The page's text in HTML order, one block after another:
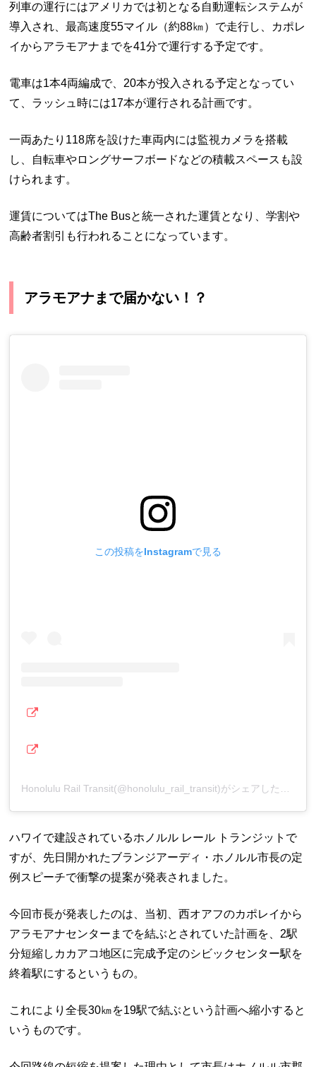
列車の運行にはアメリカでは初となる自動運転システムが
導入され、最高速度55マイル（約88㎞）で走行し、カポレ
イからアラモアナまでを41分で運行する予定です。
電車は1本4両編成で、20本が投入される予定となってい
て、ラッシュ時には17本が運行される計画です。
一両あたり118席を設けた車両内には監視カメラを搭載
し、自転車やロングサーフボードなどの積載スペースも設
けられます。
運賃についてはThe Busと統一された運賃となり、学割や
高齢者割引も行われることになっています。
アラモアナまで届かない！？
この投稿をInstagramで見る
Honolulu Rail Transit(@honolulu_rail_transit)がシェアした投稿
ハワイで建設されているホノルル レール トランジットで
すが、先日開かれたブランジアーディ・ホノルル市長の定
例スピーチで衝撃の提案が発表されました。
今回市長が発表したのは、当初、西オアフのカポレイから
アラモアナセンターまでを結ぶとされていた計画を、2駅
分短縮しカカアコ地区に完成予定のシビックセンター駅を
終着駅にするというもの。
これにより全長30㎞を19駅で結ぶという計画へ縮小すると
いうものです。